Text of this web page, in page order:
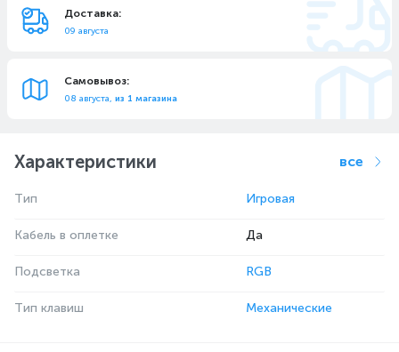
Доставка:
09 августа
Самовывоз:
08 августа, из 1 магазина
Характеристики все
Тип Игровая
Кабель в оплетке Да
Подсветка RGB
Тип клавиш Механические